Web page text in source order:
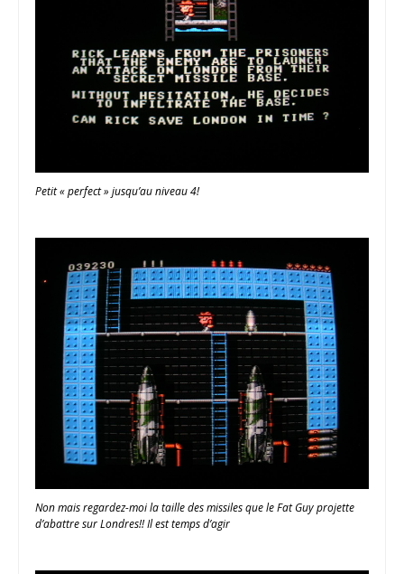
Petit « perfect » jusqu’au niveau 4!
Non mais regardez-moi la taille des missiles que le Fat Guy projette
d’abattre sur Londres!! Il est temps d’agir